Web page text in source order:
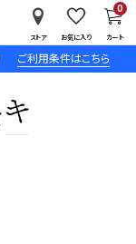
ご利用条件はこちら
ストア お気に入り カート
0